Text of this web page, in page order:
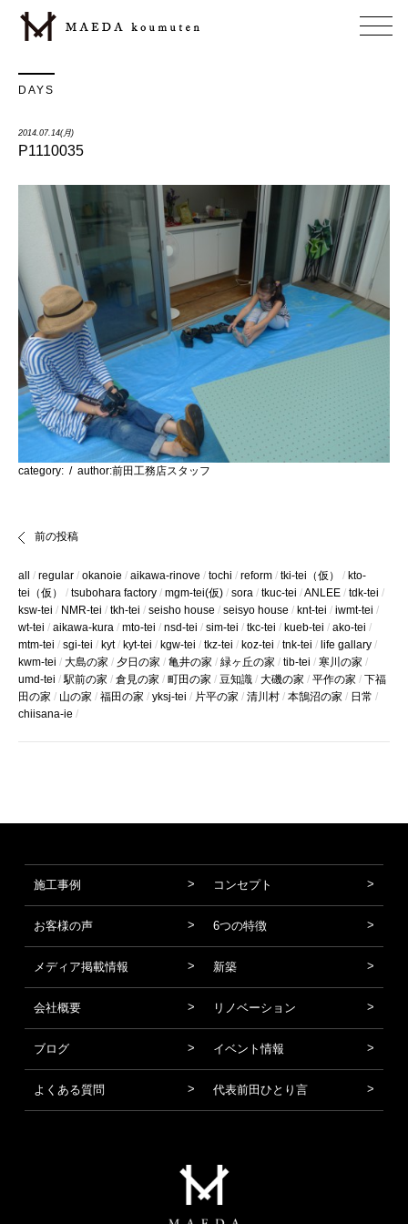
DAYS
2014.07.14(月)
P1110035
category: / author:前田工務店スタッフ
前の投稿
all regular okanoie aikawa-rinove tochi reform tki-tei（仮）
kto-
tei（仮）
tsubohara factory mgm-tei(仮) sora tkuc-tei ANLEE
tdk-tei
ksw-tei
NMR-tei tkh-tei seisho house seisyo house knt-tei
iwmt-tei
wt-tei
aikawa-kura mto-tei nsd-tei sim-tei tkc-tei kueb-tei
ako-tei
mtm-tei
sgi-tei kyt kyt-tei kgw-tei tkz-tei koz-tei tnk-tei
life gallary
kwm-tei
大島の家 夕日の家 亀井の家 緑ヶ丘の家 tib-tei
寒川の家
umd-tei
駅前の家 倉見の家 町田の家 豆知識 大磯の家 平作の家
下福
田の家
山の家 福田の家 yksj-tei 片平の家 清川村 本鵠沼の家
日常
chiisana-ie
施工事例 コンセプト
お客様の声 6つの特徴
メディア掲載情報 新築
会社概要 リノベーション
ブログ イベント情報
よくある質問 代表前田ひとり言